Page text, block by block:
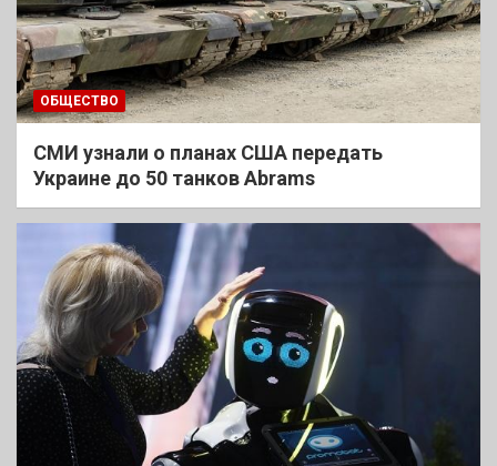
ОБЩЕСТВО
СМИ узнали о планах США передать
Украине до 50 танков Abrams